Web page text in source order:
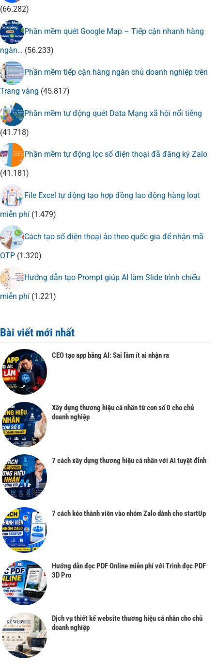
(66.282)
Phần mềm quét Google Map – Tiếp cận nhanh hàng
ngàn… (56.233)
Phần mềm tiếp cận hàng ngàn chủ doanh nghiệp trên
Trang vàng (45.817)
Phần mềm tự động quét Data Mạng xã hội nổi tiếng
(41.718)
Phần mềm tự động lọc số điện thoại đã đăng ký Zalo
(41.181)
File Excel tự động tạo hợp đồng lao động hàng loạt
miễn phí (1.479)
Cách tạo số điện thoại ảo theo quốc gia để nhận mã
OTP (1.320)
Hướng dẫn tạo Prompt giúp AI làm Slide trình chiếu
miễn phí (1.221)
Bài viết mới nhất
CEO tạo app bằng AI: Sai lầm ít ai nhận ra
Xây dựng thương hiệu cá nhân từ con số 0 cho chủ
doanh nghiệp
7 cách xây dựng thương hiệu cá nhân với AI tuyệt đỉnh
7 cách kéo thành viên vào nhóm Zalo dành cho startUp
Hướng dẫn đọc PDF Online miễn phí với Trình đọc PDF
3D Pro
Dịch vụ thiết kế website thương hiệu cá nhân cho chủ
doanh nghiệp